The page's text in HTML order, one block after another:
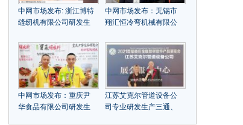
中网市场发布: 浙江博特
缝纫机有限公司研发生
中网市场发布：无锡市
翔汇恒冷弯机械有限公
设备、集成墙面、方通
机等各种冷弯成型机
中网市场发布：重庆尹
华食品有限公司研发生
江苏艾克尔管道设备公
司专业研发生产三通、